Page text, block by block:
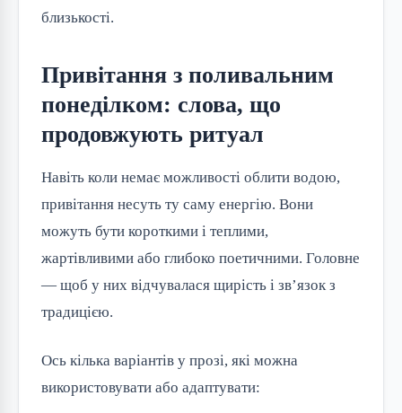
близькості.
Привітання з поливальним
понеділком: слова, що
продовжують ритуал
Навіть коли немає можливості облити водою,
привітання несуть ту саму енергію. Вони
можуть бути короткими і теплими,
жартівливими або глибоко поетичними. Головне
— щоб у них відчувалася щирість і зв’язок з
традицією.
Ось кілька варіантів у прозі, які можна
використовувати або адаптувати: